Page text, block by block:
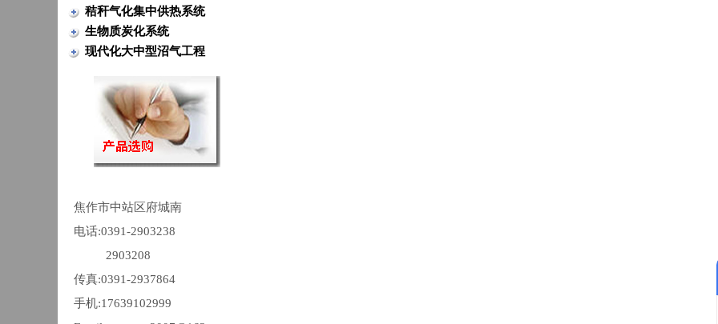
秸秆气化集中供热系统
生物质炭化系统
现代化大中型沼气工程
焦作市中站区府城南
电话:0391-2903238
2903208
传真:0391-2937864
手机:17639102999